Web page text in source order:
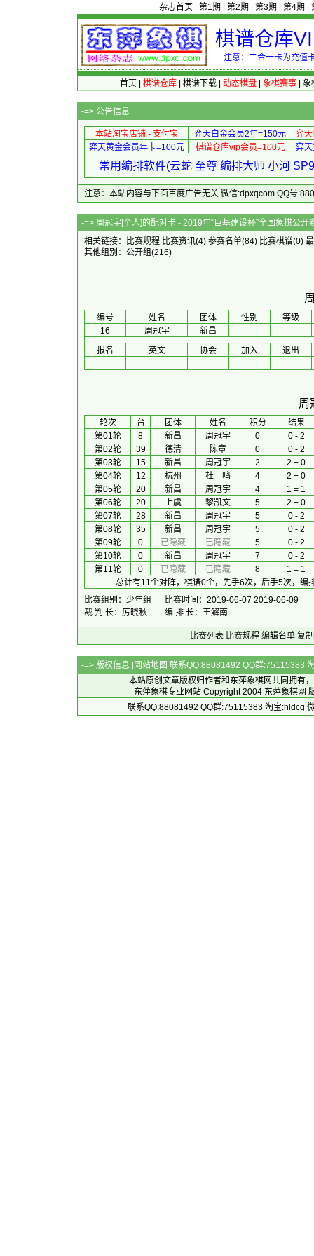
杂志首页 第1期 第2期 第3期 第4期
棋谱仓库
注意：二合一卡为充值
首页 棋谱仓库| 棋谱下载| 动态棋盘| 象棋赛事| 象
-=> 公告信息
本站淘宝店铺 - 支付宝 弈天白金会员2年=150元
弈
弈天黄金会员年卡=100元
棋谱仓库vip会员=100元 弈
常用编排软件(云蛇 至尊 编排大师 小河
注意：本站内容与下面百度广告无关 微信:dpxqcom QQ号
-=> 周冠宇[个人]的配对卡 - 2019年“巨基
相关链接：
比赛规程 比赛资讯(4) 参赛名单(84) 比赛棋谱(0)
其他组别： 公开组(216)
编号 姓名 团体 性别
等级
16
周冠宇
新昌
报名
英文 协会 加入 退出
周
轮次 台 团体 姓名 积分
结果
第01轮
8 新昌 周冠宇 0
0 - 2
第02轮
39 德清 陈章 0
0 - 2
第03轮
15 新昌 周冠宇 2
2 + 0
第04轮
12 杭州 杜一鸣 4
2 + 0
第05轮
20 新昌 周冠宇 4
1 = 1
第06轮
20 上虞 黎凯文 5
2 + 0
第07轮
28 新昌 周冠宇 5
0 - 2
第08轮
35 新昌 周冠宇 5
0 - 2
第09轮
0 已隐藏 已隐藏 5
0 - 2
第10轮
0 新昌 周冠宇 7
0 - 2
第11轮
0 已隐藏 已隐藏 8
1 = 1
总计有11个对阵，棋谱0个，先手6次，后手5次，
比赛组别：少年组
比赛时间：2019-06-07 2019-06-09
裁 判 长：厉晓秋
编 排 长：王解南
比赛列表 比赛规程 编辑名单 复
-=> 版权信息 [网站地图 联系QQ:88081492 QQ群:75115383
本站原创文章版权归作者和 东萍象棋网共同拥有
东萍象棋专业网站 Copyright 2004 东萍象棋网
联系QQ:88081492 QQ群:75115383 淘宝:hldcg